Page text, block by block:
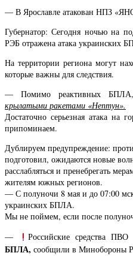
— В Ярославле атакован НПЗ
Губернатор: Сегодня ночью на
РЭБ отражена атака украинских
На территории региона могут
которые важны для следствия.
— Помимо реактивных БПЛА,
крылатыми ракетами «Нептун».
Достаточно серьезная атака на
припоминаем.
Дублируем предупреждение:
подготовил, ожидаются новые
расслабляться и пренебрегать
жителям южных регионов.
— С полуночи 8 мая и до 07:00
украинских БПЛА.
Мы не поймем, если после
—
Российские средства ПВО
БПЛА, сообщили в Минобороны